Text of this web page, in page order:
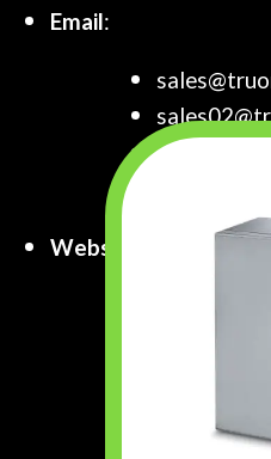
Email:
Website